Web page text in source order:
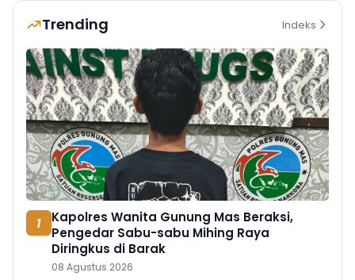
Trending Indeks
1
Kapolres Wanita Gunung Mas Beraksi,
Pengedar Sabu-sabu Mihing Raya
Diringkus di Barak
08 Agustus 2026